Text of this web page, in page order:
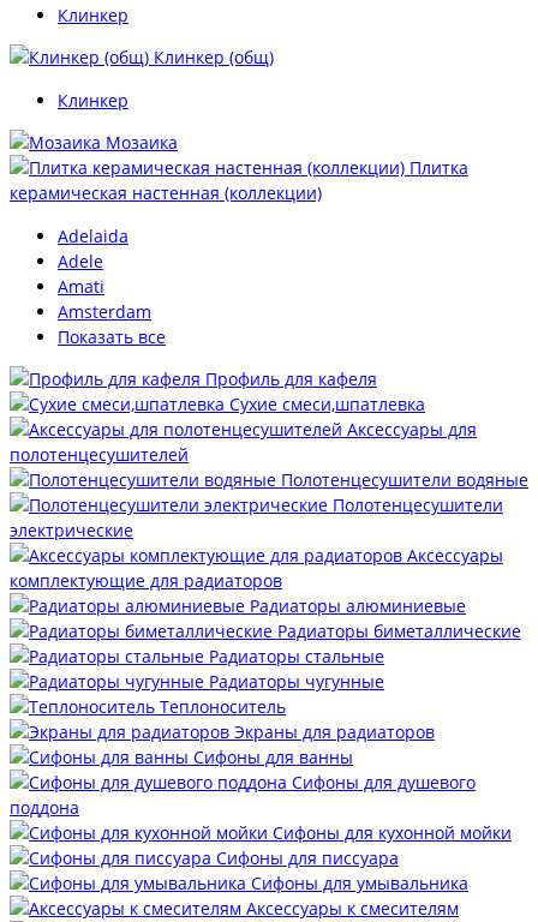
Клинкер
Клинкер (общ)
Клинкер
Мозаика
Плитка
керамическая настенная (коллекции)
Adelaida
Adele
Amati
Amsterdam
Показать все
Профиль для кафеля
Сухие смеси,шпатлевка
Аксессуары для
полотенцесушителей
Полотенцесушители водяные
Полотенцесушители
электрические
Аксессуары
комплектующие для радиаторов
Радиаторы алюминиевые
Радиаторы биметаллические
Радиаторы стальные
Радиаторы чугунные
Теплоноситель
Экраны для радиаторов
Сифоны для ванны
Сифоны для душевого
поддона
Сифоны для кухонной мойки
Сифоны для писсуара
Сифоны для умывальника
Аксессуары к смесителям